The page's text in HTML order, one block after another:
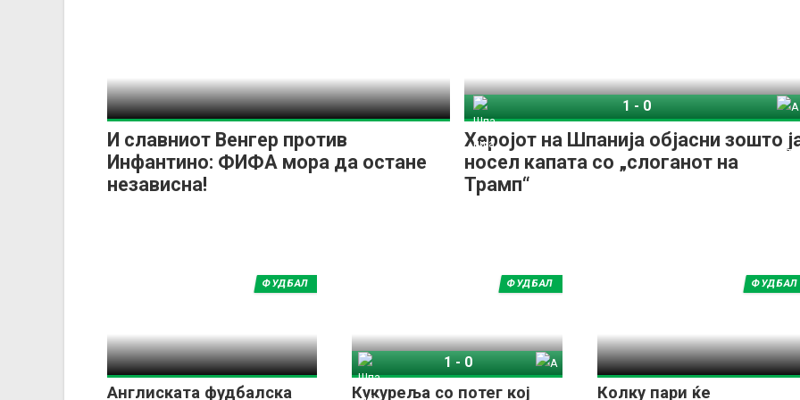
И славниот Венгер против
Инфантино: ФИФА мора да остане
независна!
Херојот на Шпанија објасни зошто
носел капата со „слоганот на
Трамп“
1-0
Англиската фудбалска
ФУДБАЛ
Кукуреља со потег кој
ФУДБАЛ
1-0
Колку пари ќе
ФУДБАЛ